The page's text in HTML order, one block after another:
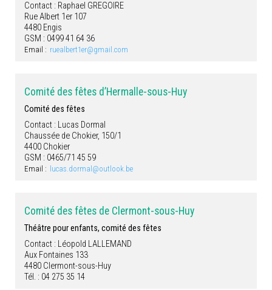
Contact : Raphael GREGOIRE
Rue Albert 1er 107
4480 Engis
GSM : 0499 41 64 36
Email : ruealbert1er@gmail.com
Comité des fêtes d’Hermalle-sous-Huy
Comité des fêtes
Contact : Lucas Dormal
Chaussée de Chokier, 150/1
4400 Chokier
GSM : 0465/71 45 59
Email : lucas.dormal@outlook.be
Comité des fêtes de Clermont-sous-Huy
Théâtre pour enfants, comité des fêtes
Contact : Léopold LALLEMAND
Aux Fontaines 133
4480 Clermont-sous-Huy
Tél. : 04 275 35 14